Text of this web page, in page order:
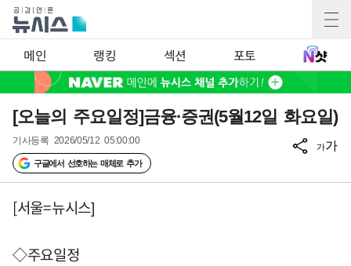
메인 랭킹 섹션 포토
[오늘의 주요일정]금융·증권(5월12일 화요일)
기사등록 2026/05/12 05:00:00
구글에서 선호하는 매체로 추가
가가
[서울=뉴시스]
◇주요일정